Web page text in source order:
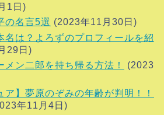
1日)
の名言5選 (2023年11月30日)
名は？よろずのプロフィールを紹
29日)
メン二郎を持ち帰る方法！
(2023
ア】夢原のぞみの年齢が判明！！
年11月4日)